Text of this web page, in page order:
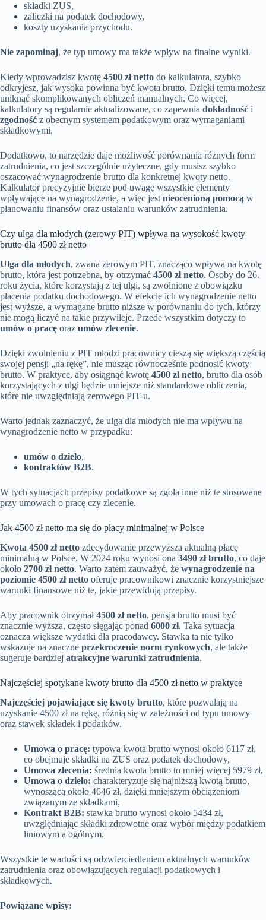
składki ZUS,
zaliczki na podatek dochodowy,
koszty uzyskania przychodu.
Nie zapominaj, że typ umowy ma także wpływ na finalne wyniki.
Kiedy wprowadzisz kwotę 4500 zł netto do kalkulatora, szybko
odkryjesz, jak wysoka powinna być kwota brutto. Dzięki temu możesz
uniknąć skomplikowanych obliczeń manualnych. Co więcej,
kalkulatory są regularnie aktualizowane, co zapewnia dokładność i
zgodność z obecnym systemem podatkowym oraz wymaganiami
składkowymi.
Dodatkowo, to narzędzie daje możliwość porównania różnych form
zatrudnienia, co jest szczególnie użyteczne, gdy musisz szybko
oszacować wynagrodzenie brutto dla konkretnej kwoty netto.
Kalkulator precyzyjnie bierze pod uwagę wszystkie elementy
wpływające na wynagrodzenie, a więc jest nieocenioną pomocą w
planowaniu finansów oraz ustalaniu warunków zatrudnienia.
Czy ulga dla młodych (zerowy PIT) wpływa na wysokość kwoty
brutto dla 4500 zł netto
Ulga dla młodych, zwana zerowym PIT, znacząco wpływa na kwotę
brutto, która jest potrzebna, by otrzymać 4500 zł netto. Osoby do 26.
roku życia, które korzystają z tej ulgi, są zwolnione z obowiązku
płacenia podatku dochodowego. W efekcie ich wynagrodzenie netto
jest wyższe, a wymagane brutto niższe w porównaniu do tych, którzy
nie mogą liczyć na takie przywileje. Przede wszystkim dotyczy to
umów o pracę oraz umów zlecenie.
Dzięki zwolnieniu z PIT młodzi pracownicy cieszą się większą częścią
swojej pensji „na rękę”, nie musząc równocześnie podnosić kwoty
brutto. W praktyce, aby osiągnąć kwotę 4500 zł netto, brutto dla osób
korzystających z ulgi będzie mniejsze niż standardowe obliczenia,
które nie uwzględniają zerowego PIT-u.
Warto jednak zaznaczyć, że ulga dla młodych nie ma wpływu na
wynagrodzenie netto w przypadku:
umów o dzieło,
kontraktów B2B.
W tych sytuacjach przepisy podatkowe są zgoła inne niż te stosowane
przy umowach o pracę czy zlecenie.
Jak 4500 zł netto ma się do płacy minimalnej w Polsce
Kwota 4500 zł netto zdecydowanie przewyższa aktualną płacę
minimalną w Polsce. W 2024 roku wynosi ona 3490 zł brutto, co daje
około 2700 zł netto. Warto zatem zauważyć, że wynagrodzenie na
poziomie 4500 zł netto oferuje pracownikowi znacznie korzystniejsze
warunki finansowe niż te, jakie przewidują przepisy.
Aby pracownik otrzymał4500 zł netto, pensja brutto musi być
znacznie wyższa, często sięgając ponad 6000 zł. Taka sytuacja
oznacza większe wydatki dla pracodawcy. Stawka ta nie tylko
wskazuje na znaczne przekroczenie norm rynkowych, ale także
sugeruje bardziej atrakcyjne warunki zatrudnienia.
Najczęściej spotykane kwoty brutto dla 4500 zł netto w praktyce
Najczęściej pojawiające się kwoty brutto, które pozwalają na
uzyskanie 4500 zł na rękę, różnią się w zależności od typu umowy
oraz stawek składek i podatków.
Umowa o pracę: typowa kwota brutto wynosi około 6117 zł,
co obejmuje składki na ZUS oraz podatek dochodowy,
Umowa zlecenia: średnia kwota brutto to mniej więcej 5979 zł,
Umowa o dzieło: charakteryzuje się najniższą kwotą brutto,
wynoszącą około 4646 zł, dzięki mniejszym obciążeniom
związanym ze składkami,
Kontrakt B2B: stawka brutto wynosi około 5434 zł,
uwzględniając składki zdrowotne oraz wybór między podatkiem
liniowym a ogólnym.
Wszystkie te wartości są odzwierciedleniem aktualnych warunków
zatrudnienia oraz obowiązujących regulacji podatkowych i
składkowych.
Powiązane wpisy: